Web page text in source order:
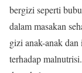
bergizi seperti
dalam masakan
gizi anak-anak
terhadap